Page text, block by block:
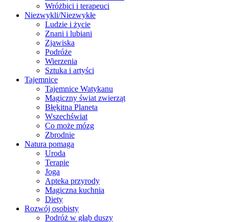
Wróżbici i terapeuci
Niezwykli/Niezwykłe
Ludzie i życie
Znani i lubiani
Zjawiska
Podróże
Wierzenia
Sztuka i artyści
Tajemnice
Tajemnice Watykanu
Magiczny świat zwierząt
Błękitna Planeta
Wszechświat
Co może mózg
Zbrodnie
Natura pomaga
Uroda
Terapie
Joga
Apteka przyrody
Magiczna kuchnia
Diety
Rozwój osobisty
Podróż w głąb duszy